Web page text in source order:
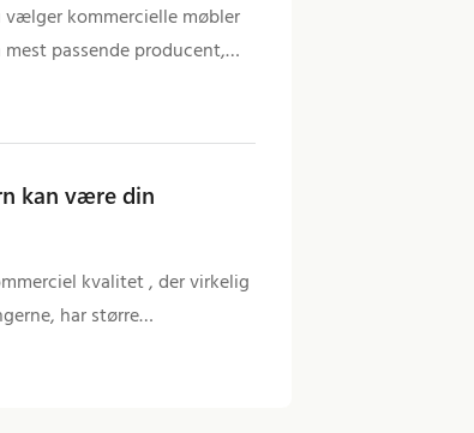
kommercielle møbler
passende producent,
kan være din
kvalitet , der virkelig
har større